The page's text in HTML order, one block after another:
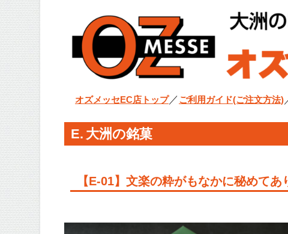
オズメッセEC店トップ／ ご利用ガイド(ご注文方法)
E. 大洲の銘菓
【E-01】文楽の粋がもなかに秘めて